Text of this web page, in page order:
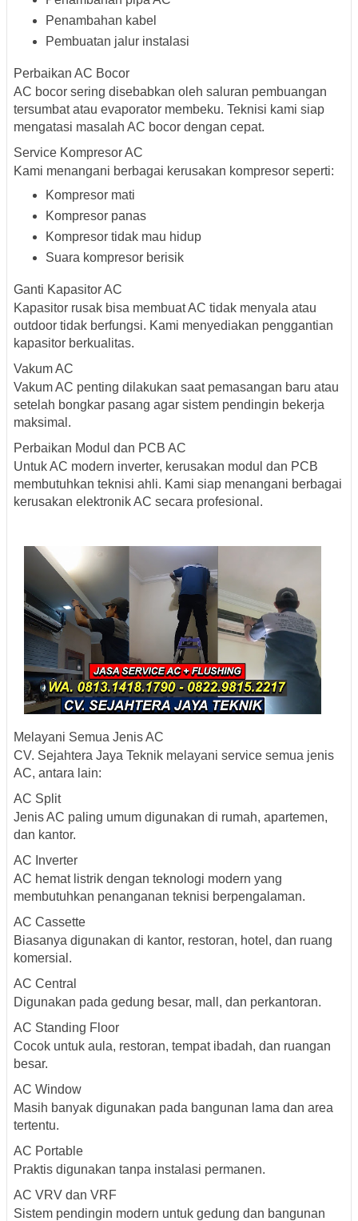
Penambahan kabel
Pembuatan jalur instalasi
Perbaikan AC Bocor
AC bocor sering disebabkan oleh saluran pembuangan
tersumbat atau evaporator membeku. Teknisi kami siap
mengatasi masalah AC bocor dengan cepat.
Service Kompresor AC
Kami menangani berbagai kerusakan kompresor seperti:
Kompresor mati
Kompresor panas
Kompresor tidak mau hidup
Suara kompresor berisik
Ganti Kapasitor AC
Kapasitor rusak bisa membuat AC tidak menyala atau
outdoor tidak berfungsi. Kami menyediakan penggantian
kapasitor berkualitas.
Vakum AC
Vakum AC penting dilakukan saat pemasangan baru atau
setelah bongkar pasang agar sistem pendingin bekerja
maksimal.
Perbaikan Modul dan PCB AC
Untuk AC modern inverter, kerusakan modul dan PCB
membutuhkan teknisi ahli. Kami siap menangani berbagai
kerusakan elektronik AC secara profesional.
Melayani Semua Jenis AC
CV. Sejahtera Jaya Teknik melayani service semua jenis
AC, antara lain:
AC Split
Jenis AC paling umum digunakan di rumah, apartemen,
dan kantor.
AC Inverter
AC hemat listrik dengan teknologi modern yang
membutuhkan penanganan teknisi berpengalaman.
AC Cassette
Biasanya digunakan di kantor, restoran, hotel, dan ruang
komersial.
AC Central
Digunakan pada gedung besar, mall, dan perkantoran.
AC Standing Floor
Cocok untuk aula, restoran, tempat ibadah, dan ruangan
besar.
AC Window
Masih banyak digunakan pada bangunan lama dan area
tertentu.
AC Portable
Praktis digunakan tanpa instalasi permanen.
AC VRV dan VRF
Sistem pendingin modern untuk gedung dan bangunan